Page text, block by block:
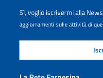
Sì, voglio iscrivermi alla
aggiornamenti sulle attività di